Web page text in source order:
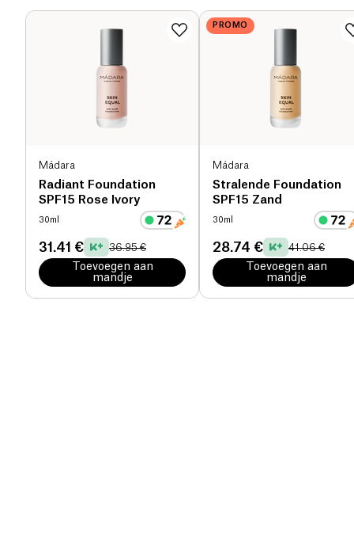
Mádara
Radiant Foundation
SPF15 Rose Ivory
30ml
31.41 € 36.95 €
Toevoegen aan
mandje
PROMO
Mádara
Stralende Foundation
SPF15 Zand
30ml
28.74 € 41.06 €
Toevoegen aan
mandje